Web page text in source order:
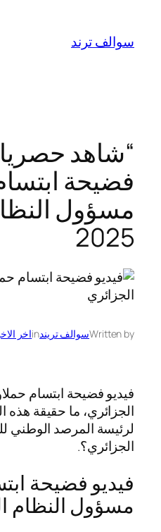
المحتوى
سوالف ترند
“شاهد
فضيحة
مسؤول
2025
Written byسوالف تريندinاخر
فيديو فضيحة ابتسام
الجزائري، ما حقيقة هذه
لرئيسة المرصد الوطني
الجزائري؟.
فيديو فضيحة
مسؤول النظام